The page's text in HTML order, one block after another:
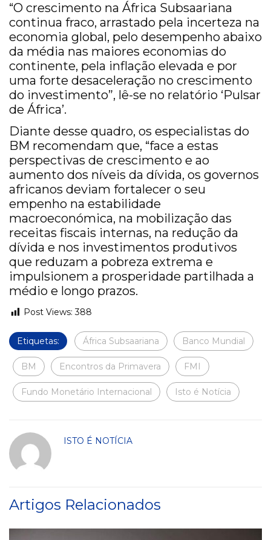
“O crescimento na África Subsaariana
continua fraco, arrastado pela incerteza na
economia global, pelo desempenho abaixo
da média nas maiores economias do
continente, pela inflação elevada e por
uma forte desaceleração no crescimento
do investimento”, lê-se no relatório ‘Pulsar
de África’.
Diante desse quadro, os especialistas do
BM recomendam que, “face a estas
perspectivas de crescimento e ao
aumento dos níveis da dívida, os governos
africanos deviam fortalecer o seu
empenho na estabilidade
macroeconómica, na mobilização das
receitas fiscais internas, na redução da
dívida e nos investimentos produtivos
que reduzam a pobreza extrema e
impulsionem a prosperidade partilhada a
médio e longo prazos.
Post Views: 388
Etiquetas: África Subsaariana Banco Mundial
BM Encontros da Primavera FMI
Fundo Monetário Internacional Isto é Notícia
ISTO É NOTÍCIA
Artigos Relacionados